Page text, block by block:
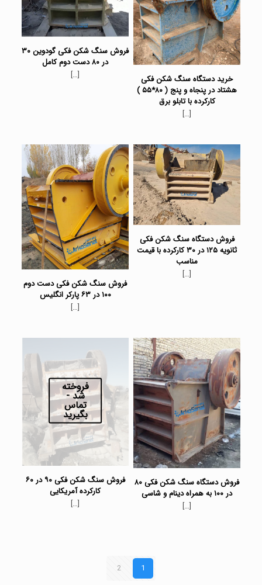
خرید دستگاه سنگ شکن فکی
هشتاد در پنجاه و پنج ( ۸۰*۵۵ )
کارکرده با تابلو برق
[…]
فروش سنگ شکن فکی گودوین ۳۰
در ۸۰ دست دوم کامل
[…]
فروش دستگاه سنگ شکن فکی
ثانویه ۱۲۵ در ۳۰ کارکرده با قیمت
مناسب
[…]
فروش سنگ شکن فکی دست دوم
۱۰۰ در ۶۳ پارکر انگلیس
[…]
فروش دستگاه سنگ شکن فکی ۸۰
در ۱۰۰ به همراه دینام و شاسی
[…]
فروخته
شد -
تماس
بگیرید
فروش سنگ شکن فکی ۹۰ در ۶۰
کارکرده آمریکایی
[…]
1
2